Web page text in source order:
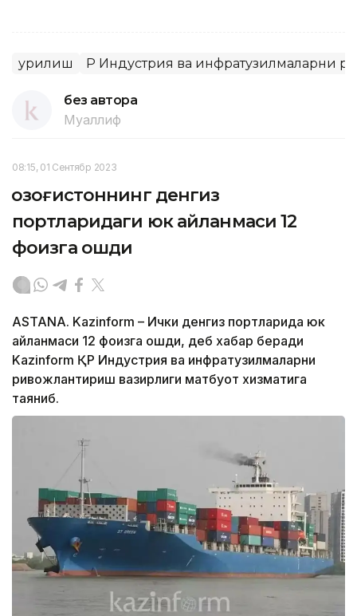
Қурилиш ҚР Индустрия ва инфратузилмаларни
без автора
Муаллиф
08:15, 01 Сентябр 2023
Қозоғистоннинг денгиз
портларидаги юк айланмаси 12
фоизга ошди
ASTANA. Kazinform – Ички денгиз портларида юк
айланмаси 12 фоизга ошди, деб хабар беради
Kazinform ҚР Индустрия ва инфратузилмаларни
ривожлантириш вазирлиги матбуот хизматига
таяниб.